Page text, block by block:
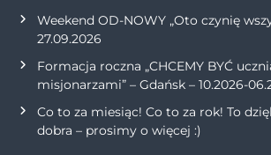
Weekend OD-NOWY „Oto czynię
27.09.2026
Formacja roczna „CHCEMY BYĆ
misjonarzami” – Gdańsk – 10.2026-
Co to za miesiąc! Co to za rok! To
dobra – prosimy o więcej :)